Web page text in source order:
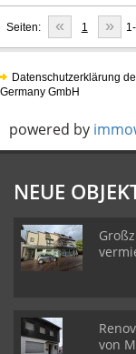
Seiten: « 1 »
Datenschutzerklärung
Germany GmbH
powered by
NEUE
von